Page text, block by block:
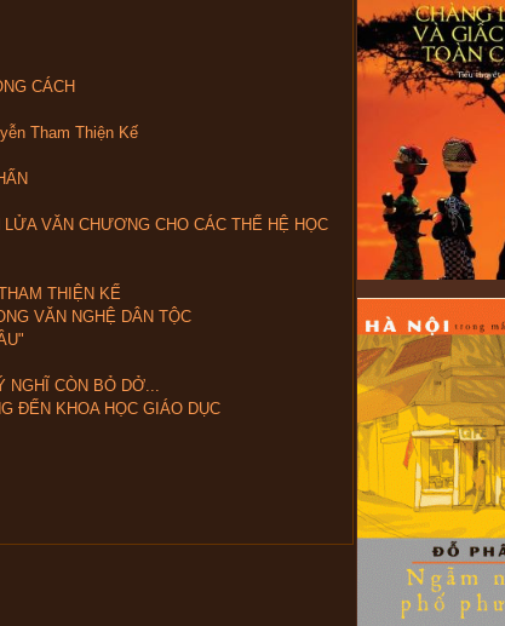
CÁCH
Tham Thiện Kế
VĂN CHƯƠNG CHO CÁC THẾ HỆ HỌC
THIỆN KẾ
VĂN NGHỆ DÂN TỘC
CÒN BỎ DỞ...
ĐẾN KHOA HỌC GIÁO DỤC